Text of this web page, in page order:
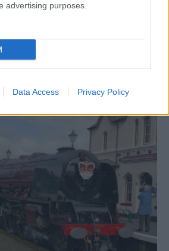
advertising purposes.
Data Access Privacy Policy
με Ι.Χ στην Πάτρα –
οδηγός του οχήματος (Video)
Ι.Χ